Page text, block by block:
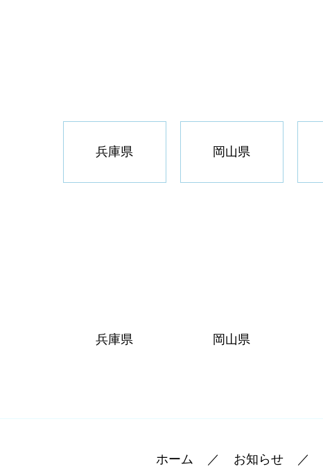
兵庫県 岡山県
兵庫県 岡山県
ホーム お知らせ